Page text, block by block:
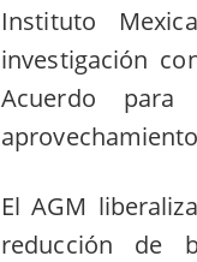
Instituto
investigación
Acuerdo
El AGM
reducción de